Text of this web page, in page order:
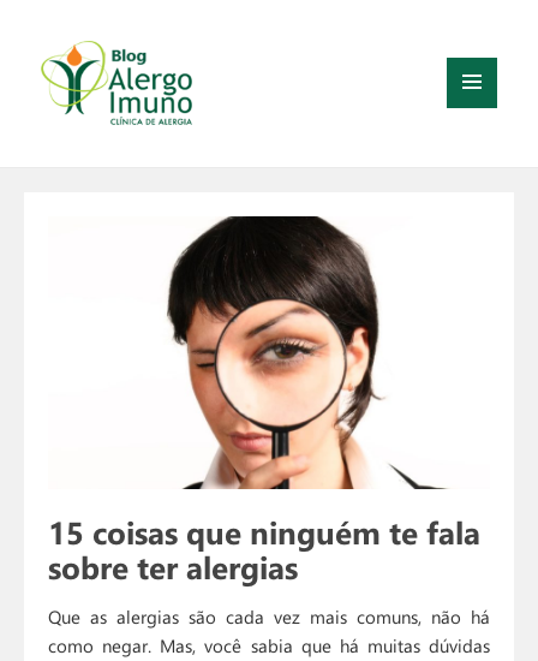
15 coisas que ninguém te fala
sobre ter alergias
Que as alergias são cada vez mais comuns, não há
como negar. Mas, você sabia que há muitas dúvidas